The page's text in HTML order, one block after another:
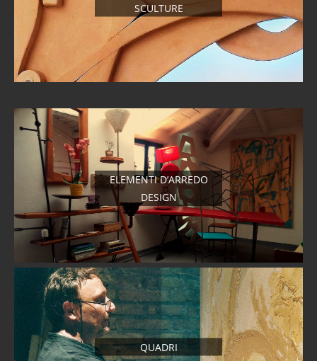
SCULTURE
ELEMENTI D’ARREDO
DESIGN
QUADRI